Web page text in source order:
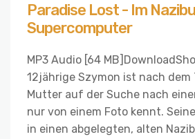
Paradise Lost - Im
Supercomputer
MP3 Audio [64
12jährige Szymon ist nach dem
Mutter auf der Suche nach
nur von einem Foto kennt.
in einen abgelegten, alten